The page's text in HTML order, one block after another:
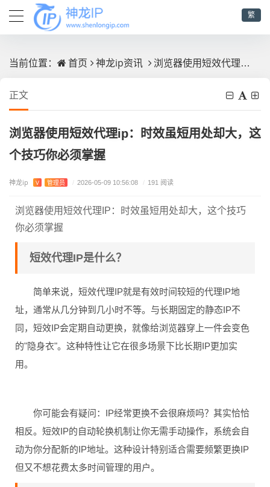
繁
当前位置： 首页 神龙ip资讯 浏览器使用短效代理ip：时效虽短用处却大，这个技巧你必须掌握
正文
浏览器使用短效代理ip：时效虽短用处却大，这
个技巧你必须掌握
神龙ip V 管理员 / 2026-05-09 10:56:08 / 191 阅读
浏览器使用短效代理IP：时效虽短用处却大，这个技巧
你必须掌握
短效代理IP是什么？
简单来说，短效代理IP就是有效时间较短的代理IP地
址，通常从几分钟到几小时不等。与长期固定的静态IP不
同，短效IP会定期自动更换，就像给浏览器穿上一件会变色
的"隐身衣"。这种特性让它在很多场景下比长期IP更加实
用。
你可能会有疑问：IP经常更换不会很麻烦吗？其实恰恰
相反。短效IP的自动轮换机制让你无需手动操作，系统会自
动为你分配新的IP地址。这种设计特别适合需要频繁更换IP
但又不想花费太多时间管理的用户。